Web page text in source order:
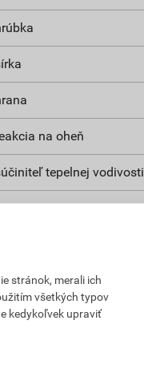
na oheň
tepelnej vodivosti
stránok, merali ich
všetkých typov
kedykoľvek upraviť